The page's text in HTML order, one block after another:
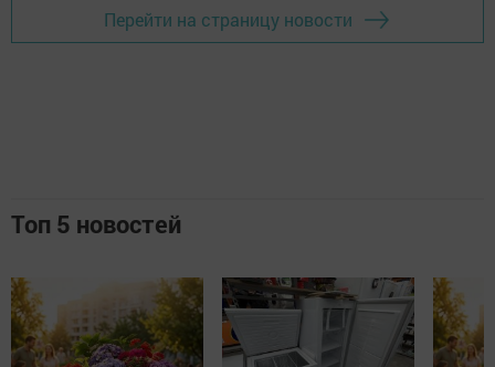
Перейти на страницу новости
Топ 5 новостей